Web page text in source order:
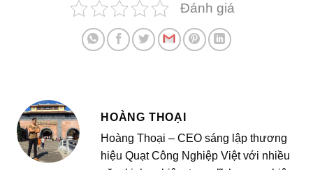
Đánh giá
HOÀNG THOẠI
Hoàng Thoại – CEO sáng lập thương
hiệu Quạt Công Nghiệp Việt với nhiều